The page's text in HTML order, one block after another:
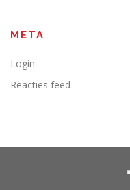
META
Login
Reacties feed